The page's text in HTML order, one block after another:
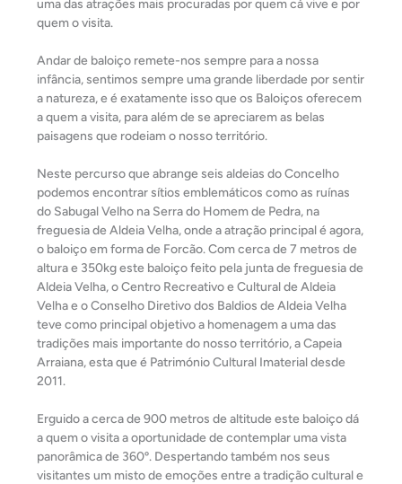
uma das atrações mais procuradas por quem cá vive e por
quem o visita.
Andar de baloiço remete-nos sempre para a nossa
infância, sentimos sempre uma grande liberdade por sentir
a natureza, e é exatamente isso que os Baloiços oferecem
a quem a visita, para além de se apreciarem as belas
paisagens que rodeiam o nosso território.
Neste percurso que abrange seis aldeias do Concelho
podemos encontrar sítios emblemáticos como as ruínas
do Sabugal Velho na Serra do Homem de Pedra, na
freguesia de Aldeia Velha, onde a atração principal é agora,
o baloiço em forma de Forcão. Com cerca de 7 metros de
altura e 350kg este baloiço feito pela junta de freguesia de
Aldeia Velha, o Centro Recreativo e Cultural de Aldeia
Velha e o Conselho Diretivo dos Baldios de Aldeia Velha
teve como principal objetivo a homenagem a uma das
tradições mais importante do nosso território, a Capeia
Arraiana, esta que é Património Cultural Imaterial desde
2011.
Erguido a cerca de 900 metros de altitude este baloiço dá
a quem o visita a oportunidade de contemplar uma vista
panorâmica de 360º. Despertando também nos seus
visitantes um misto de emoções entre a tradição cultural e